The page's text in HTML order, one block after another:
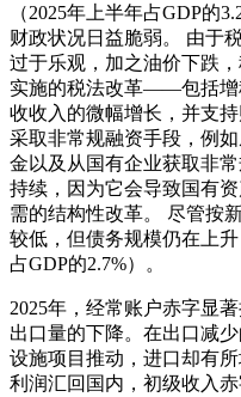
（2025年上半年占GDP的
财政状况日益脆弱。 由于
过于乐观，加之油价下跌
实施的税法改革——包括
收收入的微幅增长，并支
采取非常规融资手段，例
金以及从国有企业获取非
持续，因为它会导致国有
需的结构性改革。 尽管按
较低，但债务规模仍在上
占GDP的2.7%）。
2025年，经常账户赤字显
出口量的下降。在出口减
设施项目推动，进口却有
利润汇回国内，初级收入